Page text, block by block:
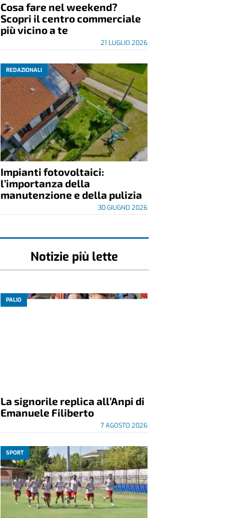
Cosa fare nel weekend?
Scopri il centro commerciale
più vicino a te
21 LUGLIO 2026
REDAZIONALI
Impianti fotovoltaici:
l’importanza della
manutenzione e della pulizia
30 GIUGNO 2026
Notizie più lette
PALIO
La signorile replica all’Anpi di
Emanuele Filiberto
7 AGOSTO 2026
SPORT